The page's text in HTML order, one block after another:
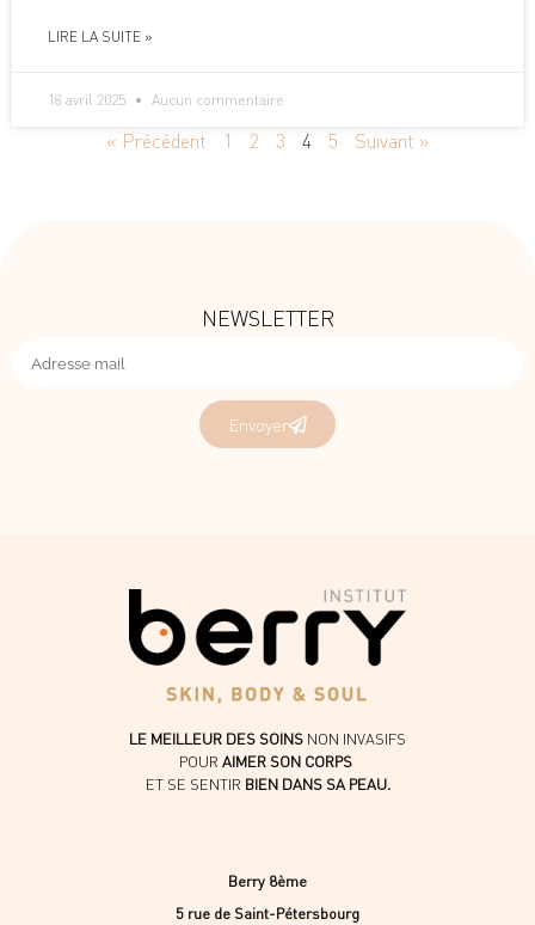
LIRE LA SUITE »
18 avril 2025 Aucun commentaire
« Précédent 1 2 3 4 5 Suivant »
NEWSLETTER
Envoyer
LE MEILLEUR DES SOINS NON INVASIFS
POUR AIMER SON CORPS
ET SE SENTIR BIEN DANS SA PEAU.
Berry 8ème
5 rue de Saint-Pétersbourg